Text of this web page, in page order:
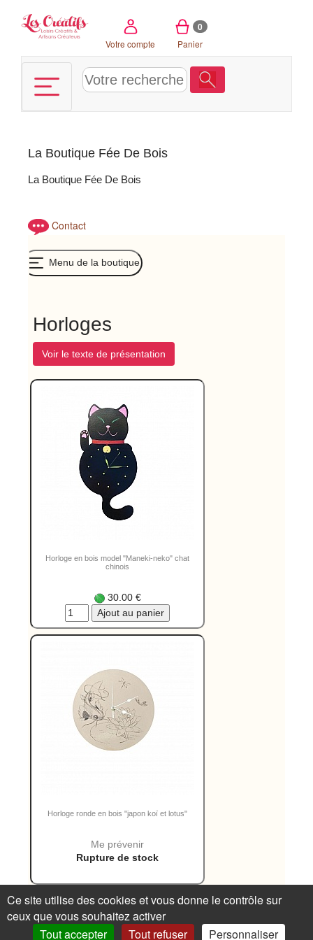
Votre compte
0
Panier
La Boutique Fée De Bois
La Boutique Fée De Bois
Contact
Menu de la boutique
Horloges
Voir le texte de présentation
Horloge en bois model "Maneki-neko" chat
chinois
30.00 €
Horloge ronde en bois "japon koï et lotus"
Me prévenir
Rupture de stock
Confidentialité Conditions de vente
Ce site utilise des cookies et vous donne le contrôle sur
ceux que vous souhaitez activer
Tout accepter
Tout refuser Personnaliser